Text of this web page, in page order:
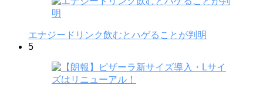
エナジードリンク飲むとハゲることが判明
5